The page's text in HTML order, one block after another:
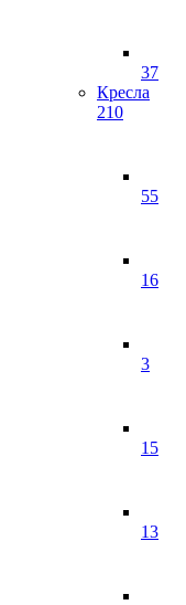
37
Кресла
210
55
16
3
15
13